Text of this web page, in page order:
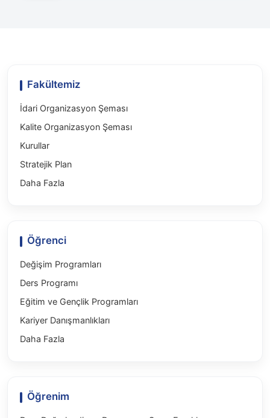
İdari Organizasyon Şeması
Kalite Organizasyon Şeması
Kurullar
Stratejik Plan
Değişim Programları
Ders Programı
Eğitim ve Gençlik Programları
Kariyer Danışmanlıkları